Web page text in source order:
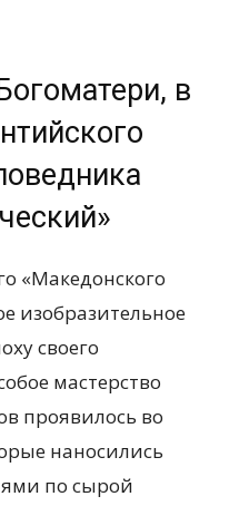
в
«Македонского
изобразительное
своего
мастерство
проявилось во
наносились
по сырой